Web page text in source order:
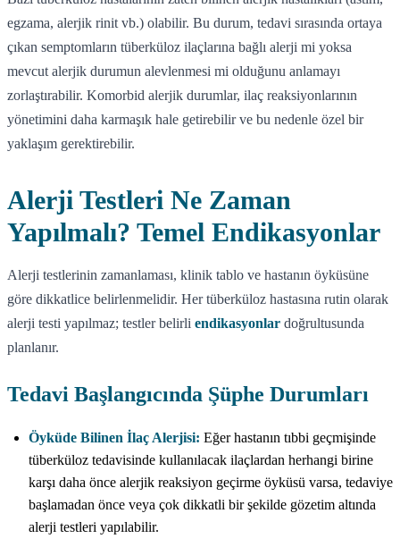
egzama, alerjik rinit vb.) olabilir. Bu durum, tedavi sırasında ortaya
çıkan semptomların tüberküloz ilaçlarına bağlı alerji mi yoksa
mevcut alerjik durumun alevlenmesi mi olduğunu anlamayı
zorlaştırabilir. Komorbid alerjik durumlar, ilaç reaksiyonlarının
yönetimini daha karmaşık hale getirebilir ve bu nedenle özel bir
yaklaşım gerektirebilir.
Alerji Testleri Ne Zaman
Yapılmalı? Temel Endikasyonlar
Alerji testlerinin zamanlaması, klinik tablo ve hastanın öyküsüne
göre dikkatlice belirlenmelidir. Her tüberküloz hastasına rutin olarak
alerji testi yapılmaz; testler belirli endikasyonlar doğrultusunda
planlanır.
Tedavi Başlangıcında Şüphe Durumları
Öyküde Bilinen İlaç Alerjisi: Eğer hastanın tıbbi geçmişinde
tüberküloz tedavisinde kullanılacak ilaçlardan herhangi birine
karşı daha önce alerjik reaksiyon geçirme öyküsü varsa, tedaviye
başlamadan önce veya çok dikkatli bir şekilde gözetim altında
alerji testleri yapılabilir.